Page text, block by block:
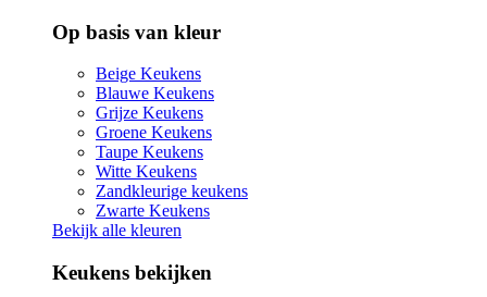
Op basis van kleur
Beige Keukens
Blauwe Keukens
Grijze Keukens
Groene Keukens
Taupe Keukens
Witte Keukens
Zandkleurige keukens
Zwarte Keukens
Bekijk alle kleuren
Keukens bekijken